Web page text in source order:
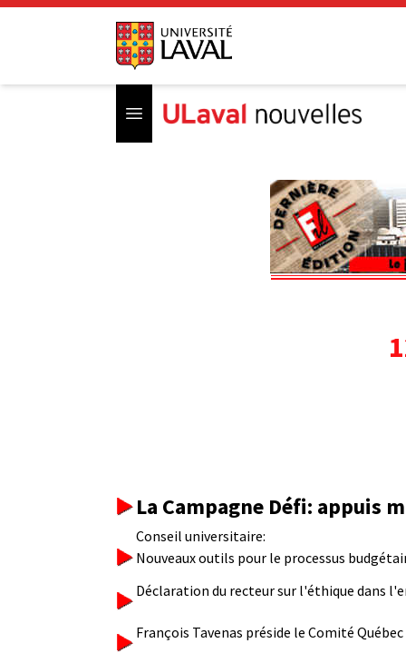
Open menu
La Campagne Défi: appuis
Conseil universitaire:
Nouveaux outils pour le processus
Déclaration du recteur sur l'éthique dans
François Tavenas préside le Comité